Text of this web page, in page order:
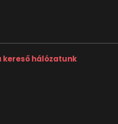
kereső hálózatunk